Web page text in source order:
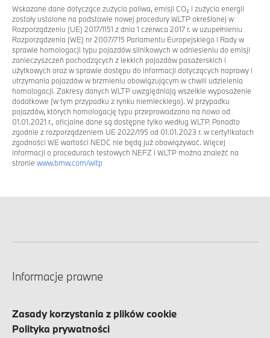
Wskazane dane dotyczące zużycia paliwa, emisji CO₂ i zużycia energii
zostały ustalone na podstawie nowej procedury WLTP określonej w
Rozporządzeniu (UE) 2017/1151 z dnia 1 czerwca 2017 r. w uzupełnieniu
Rozporządzenia (WE) nr 2007/715 Parlamentu Europejskiego i Rady w
sprawie homologacji typu pojazdów silnikowych w odniesieniu do emisji
zanieczyszczeń pochodzących z lekkich pojazdów pasażerskich i
użytkowych oraz w sprawie dostępu do informacji dotyczących naprawy i
utrzymania pojazdów w brzmieniu obowiązującym w chwili udzielenia
homologacji. Zakresy danych WLTP uwzględniają wszelkie wyposażenie
dodatkowe (w tym przypadku z rynku niemieckiego). W przypadku
pojazdów, których homologację typu przeprowadzono na nowo od
01.01.2021 r., oficjalne dane są dostępne tylko według WLTP. Ponadto
zgodnie z rozporządzeniem UE 2022/195 od 01.01.2023 r. w certyfikatach
zgodności WE wartości NEDC nie będą już obowiązywać. Więcej
informacji o procedurach testowych NEFZ i WLTP można znaleźć na
stronie www.bmw.com/wltp
Informacje prawne
Zasady korzystania z plików cookie
Polityka prywatności